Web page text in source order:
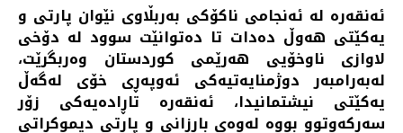
ئەنقەرە لە ئەنجامی ناکۆکی بەربڵاوی نێوان پارتی و
یەکێتی هەوڵ دەدات تا دەتوانێت سوود لە دۆخی
لاوازی ناوخۆیی هەرێمی کوردستان وەربگرێت،
لەبەرامبەر دوژمنایەتیەکی ئەوپەڕی خۆی لەگەڵ
یەکێتی نیشتمانیدا، ئەنقەرە تاڕادەیەکی زۆر
سەرکەوتوو بووە لەوەی بارزانی و پارتی دیموکراتی